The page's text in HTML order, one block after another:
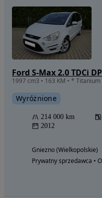
Ford S-Max 2.0 TDCi
Wyróżnione
214 000 km
2012
Gniezno (Wielkopolskie)
Prywatny sprzedawca •